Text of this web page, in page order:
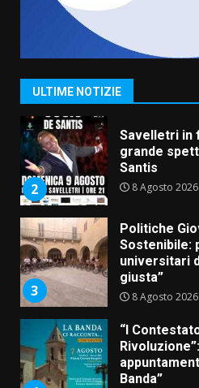
ULTIME NOTIZIE
1
La Banda
ufficialmente
2
Savelletri in
grande
Santis
8 Agosto 2026
3
Politiche
Sostenibile:
universitari
giusta”
8 Agosto 2026
“I
Banda”